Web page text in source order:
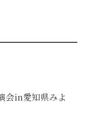
会in愛知県みよ